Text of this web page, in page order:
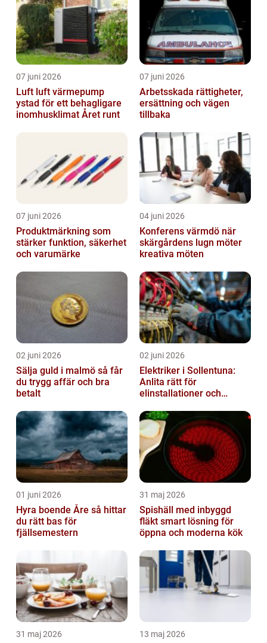
07 juni 2026
Luft luft värmepump
ystad för ett behagligare
inomhusklimat Året runt
07 juni 2026
Arbetsskada rättigheter,
ersättning och vägen
tillbaka
07 juni 2026
Produktmärkning som
stärker funktion, säkerhet
och varumärke
04 juni 2026
Konferens värmdö när
skärgårdens lugn möter
kreativa möten
02 juni 2026
Sälja guld i malmö så får
du trygg affär och bra
betalt
02 juni 2026
Elektriker i Sollentuna:
Anlita rätt för
elinstallationer och
01 juni 2026
Hyra boende Åre så hittar
du rätt bas för
fjällsemestern
31 maj 2026
Spishäll med inbyggd
fläkt smart lösning för
öppna och moderna kök
31 maj 2026 13 maj 2026